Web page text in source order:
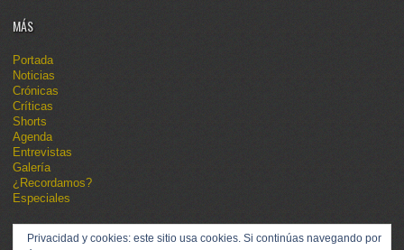
MÁS
Portada
Noticias
Crónicas
Críticas
Shorts
Agenda
Entrevistas
Galería
¿Recordamos?
Especiales
Privacidad y cookies: este sitio usa cookies. Si continúas navegando por